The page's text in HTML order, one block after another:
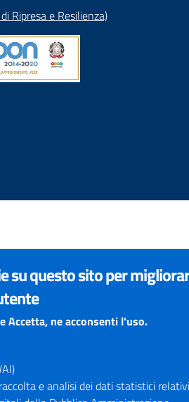
Ripresa e Resilienza)
su questo sito per
Accetta, ne acconsenti l'uso.
e analisi dei dati statistici